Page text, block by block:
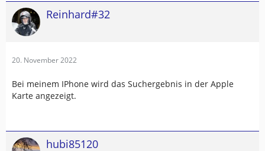
Reinhard#32
20. November 2022
Bei meinem IPhone wird das Suchergebnis in der Apple
Karte angezeigt.
hubi85120